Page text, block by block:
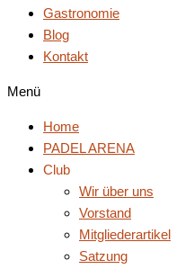
Gastronomie
Blog
Kontakt
Menü
Home
PADEL ARENA
Club
Wir über uns
Vorstand
Mitgliederartikel
Satzung